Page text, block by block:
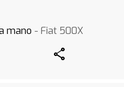
mano - Fiat 500X
Share